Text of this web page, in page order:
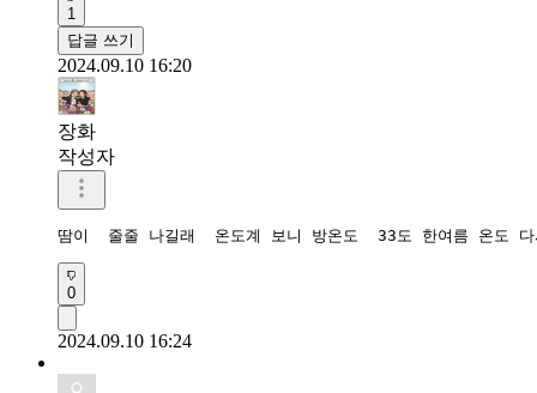
1
답글 쓰기
2024.09.10 16:20
장화
작성자
땀이  줄줄 나길래  온도계 보니 방온도  33도 한여름 온도
0
2024.09.10 16:24